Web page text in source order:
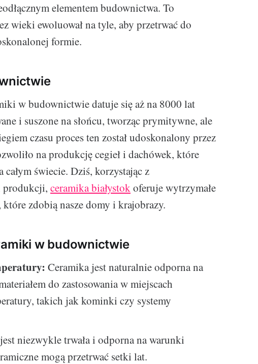
elementem budownictwa. To
wieki ewoluował na tyle, aby przetrwać do
formie.
w budownictwie datuje się aż na 8000 lat
i suszone na słońcu, tworząc prymitywne, ale
czasu proces ten został udoskonalony przez
na produkcję cegieł i dachówek, które
całym świecie. Dziś, korzystając z
produkcji, ceramika białystokoferuje wytrzymałe
zdobią nasze domy i krajobrazy.
w budownictwie
Ceramika jest naturalnie odporna na
do zastosowania w miejscach
takich jak kominki czy systemy
niezwykle trwała i odporna na warunki
mogą przetrwać setki lat.